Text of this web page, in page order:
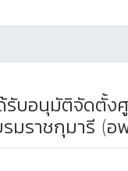
บอนุมัติจัดตั้งศู
มราชกุมารี (อ